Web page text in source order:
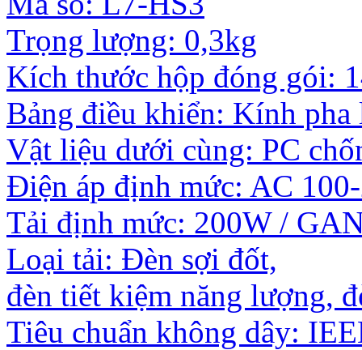
Trọng lượng: 0,3kg
Kích thước hộp đóng gói:
Bảng điều khiển: Kính pha
Vật liệu dưới cùng: PC
Điện áp định mức: AC
Tải định mức: 200W /
Loại tải: Đèn sợi đốt,
đèn tiết kiệm năng lượng,
Tiêu chuẩn không dây: